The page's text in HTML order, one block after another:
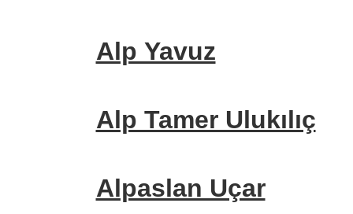
Alp Yavuz
Alp Tamer Ulukılıç
Alpaslan Uçar